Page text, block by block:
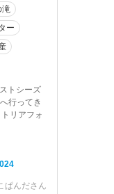
滝
ー
トシーズ
行ってき
リアフォ
ぱんださん